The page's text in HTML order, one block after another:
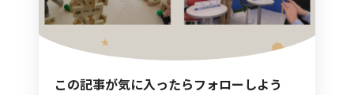
この記事が気に入ったらフォローしよう